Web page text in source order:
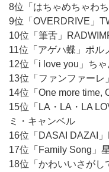
8位「はちゃめちゃわ
9位「OVERDRIVE」
10位「筆舌」
11位「アゲハ蝶」ポル
12位「i love you」ちゃ
13位「ファンファーレ
14位「One more time,
15位「LA・LA・LA
ミ・キャンベル
16位「DASAI DAZAI
17位「Family Song」
18位「かわいいさが